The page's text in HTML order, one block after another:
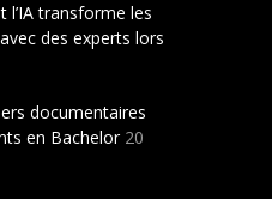
transforme les
des experts lors
documentaires
en Bachelor 20